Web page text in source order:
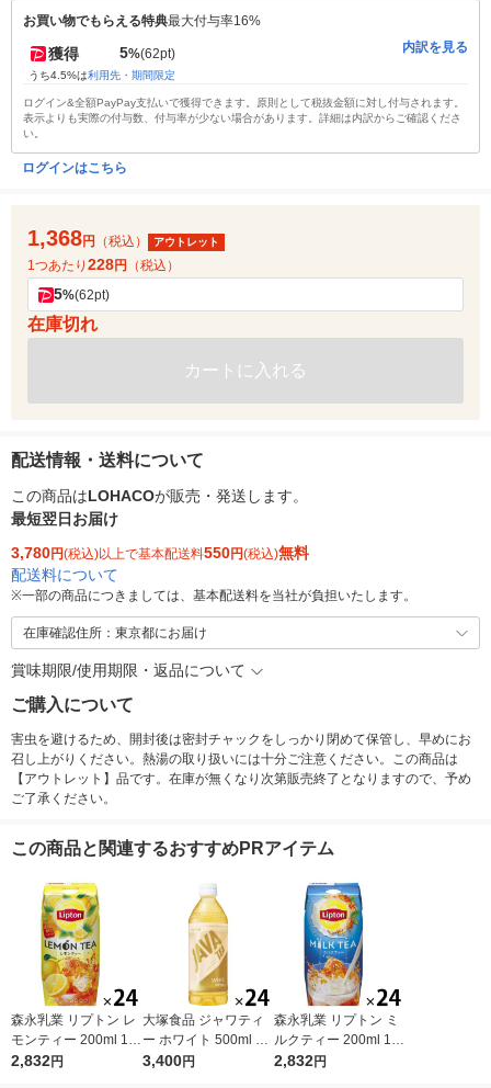
お買い物でもらえる特典最大付与率16%
獲得 5%(62pt)
うち4.5%は利用先・期間限定
内訳を見る
ログイン&全額PayPay支払いで獲得できます。原則として税抜金額に対し付与されます。
表示よりも実際の付与数、付与率が少ない場合があります。詳細は内訳からご確認くださ
い。
ログインはこちら
1,368円 （税込） アウトレット
1つあたり 228円 （税込）
5%(62pt)
在庫切れ
カートに入れる
配送情報・送料について
この商品はLOHACOが販売・発送します。
最短翌日お届け
3,780円(税込)以上で基本配送料550円(税込)無料
配送料について
※一部の商品につきましては、基本配送料を当社が負担いたします。
在庫確認住所：東京都にお届け
賞味期限/使用期限・返品について
ご購入について
害虫を避けるため、開封後は密封チャックをしっかり閉めて保管し、早めにお
召し上がりください。熱湯の取り扱いには十分ご注意ください。この商品は
【アウトレット】品です。在庫が無くなり次第販売終了となりますので、予め
ご了承ください。
この商品と関連するおすすめPRアイテム
森永乳業 リプトン レ
モンティー 200ml 1箱
（24本入）紅茶飲
2,832円
大塚食品 ジャワティ
ー ホワイト 500ml 1
箱(24本入) 03553051
3,400円
森永乳業 リプトン ミ
ルクティー 200ml 1箱
（24本入）紅茶飲料
2,832円